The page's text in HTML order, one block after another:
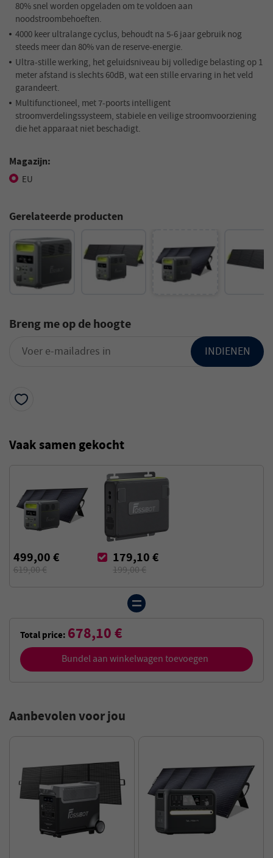
80% snel worden opgeladen om te voldoen aan
noodstroombehoeften.
4000 keer ultralange cyclus, behoudt na 5-6 jaar gebruik nog
steeds meer dan 80% van de reserve-energie.
Ultra-stille werking, het geluidsniveau bij volledige belasting op 1
meter afstand is slechts 60dB, wat een stille ervaring in het veld
garandeert.
Multifunctioneel, met 7-poorts intelligent
stroomverdelingssysteem, stabiele en veilige stroomvoorziening
die het apparaat niet beschadigt.
Magazijn:
EU
Gerelateerde producten
Breng me op de hoogte
INDIENEN
Vaak samen gekocht
499,00 €
619,00 €
179,10 €
199,00 €
Total price: 678,10 €
Bundel aan winkelwagen toevoegen
Aanbevolen voor jou